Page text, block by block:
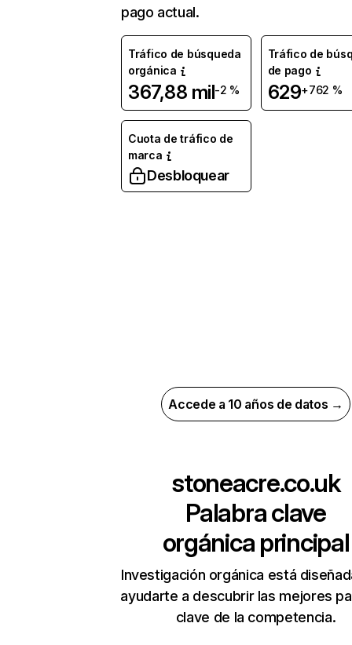
pago actual.
Tráfico de búsqueda
orgánica
367,88 mil-2 %
Tráfico de
de pago
629+762 %
Cuota de tráfico de
marca
Desbloquear
Accede a 10 años de datos →
stoneacre.co.uk
Palabra clave
orgánica principal
Investigación orgánica está
ayudarte a descubrir las mejores
clave de la competencia.